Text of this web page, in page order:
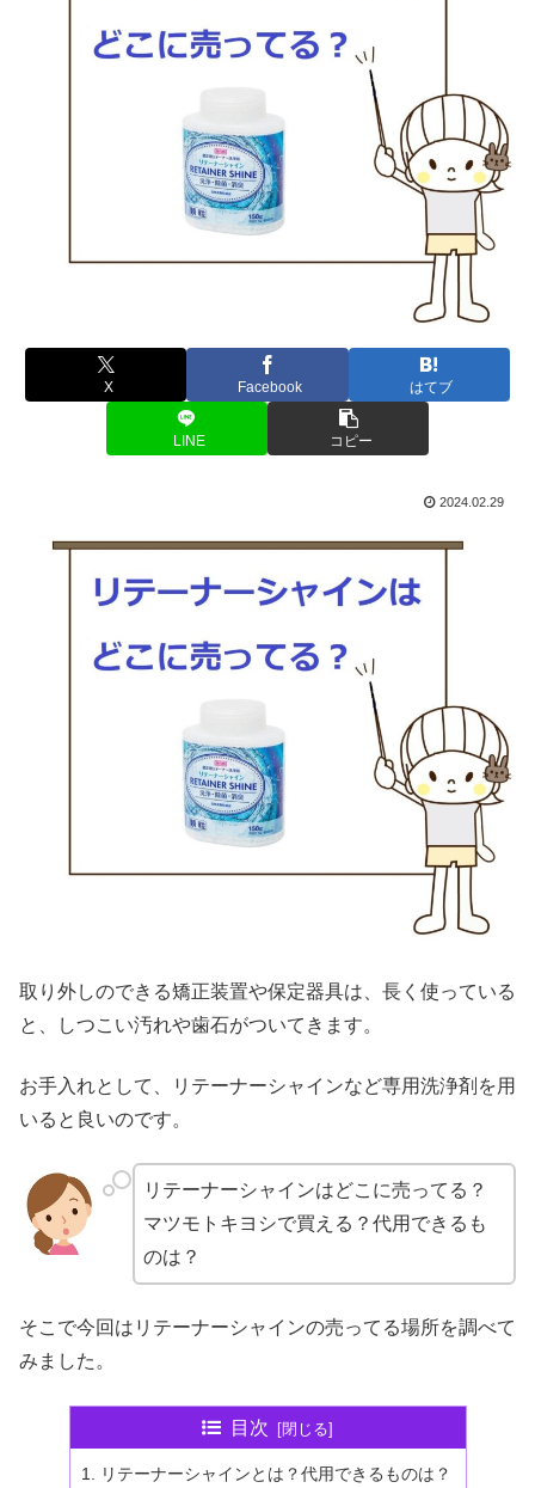
X Facebook はてブ
LINE コピー
2024.02.29
取り外しのできる矯正装置や保定器具は、長く使っている
と、しつこい汚れや歯石がついてきます。
お手入れとして、リテーナーシャインなど専用洗浄剤を用
いると良いのです。
リテーナーシャインはどこに売ってる？
マツモトキヨシで買える？代用できるも
のは？
そこで今回はリテーナーシャインの売ってる場所を調べて
みました。
目次
リテーナーシャインとは？代用できるものは？